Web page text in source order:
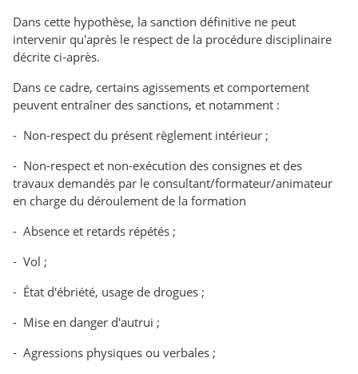
Dans cette hypothèse, la sanction définitive ne peut
intervenir qu'après le respect de la procédure disciplinaire
décrite ci-après.
Dans ce cadre, certains agissements et comportement
peuvent entraîner des sanctions, et notamment :
- Non-respect du présent règlement intérieur ;
- Non-respect et non-exécution des consignes et des
travaux demandés par le consultant/formateur/animateur
en charge du déroulement de la formation
- Absence et retards répétés ;
- Vol ;
- État d'ébriété, usage de drogues ;
- Mise en danger d'autrui ;
- Agressions physiques ou verbales ;